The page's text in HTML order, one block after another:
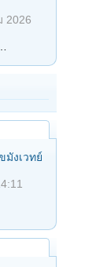
2026
มังเวทย์